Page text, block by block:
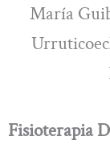
María
Fisioterapia